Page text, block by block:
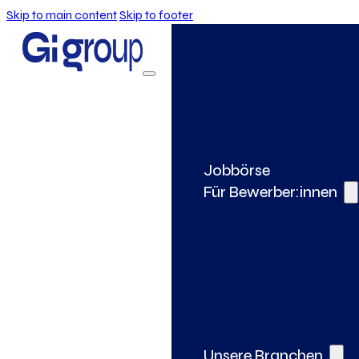
Skip to main contentSkip to footer
Jobbörse
Für Bewerber:innen